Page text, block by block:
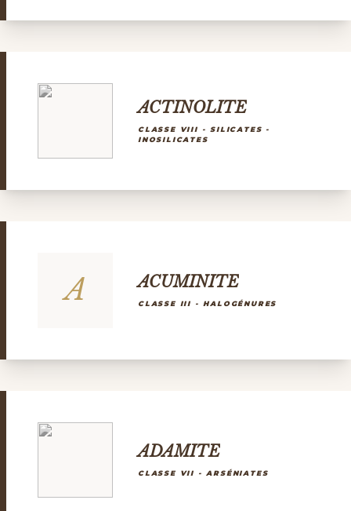
ACTINOLITE
CLASSE VIII - SILICATES -
INOSILICATES
A ACUMINITE
CLASSE III - HALOGÉNURES
ADAMITE
CLASSE VII - ARSÉNIATES